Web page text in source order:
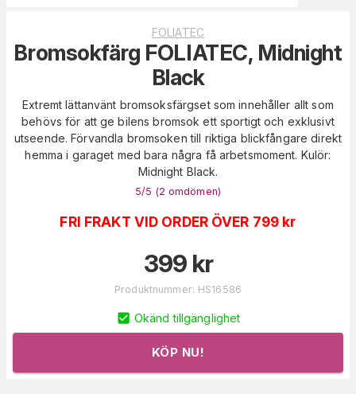
FOLIATEC
Bromsokfärg FOLIATEC, Midnight
Black
Extremt lättanvänt bromsoksfärgset som innehåller allt som
behövs för att ge bilens bromsok ett sportigt och exklusivt
utseende. Förvandla bromsoken till riktiga blickfångare direkt
hemma i garaget med bara några få arbetsmoment. Kulör:
Midnight Black.
5/5 (2 omdömen)
FRI FRAKT VID ORDER ÖVER 799 kr
399 kr
Produktnummer: HS16586
Okänd tillgänglighet
KÖP NU!